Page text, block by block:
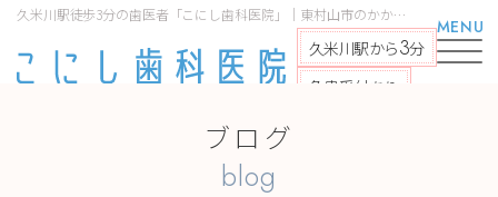
久米川駅徒歩3分の歯医者「こにし歯科医院」｜東村山市のかかりつけ医｜新東名高速道路へと
久米川駅から3分
急患受付あり
MENU
ブログ
blog